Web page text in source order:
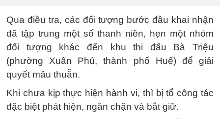
Qua điều tra, các đối tượng bước đầu khai nhận
đã tập trung một số thanh niên, hẹn một nhóm
đối tượng khác đến khu thi đấu Bà Triệu
(phường Xuân Phú, thành phố Huế) để giải
quyết mâu thuẫn.
Khi chưa kịp thực hiện hành vi, thì bị tổ công tác
đặc biệt phát hiện, ngăn chặn và bắt giữ.